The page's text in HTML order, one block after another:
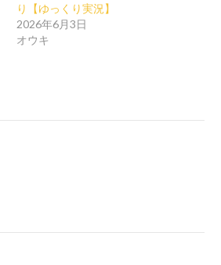
り【ゆっくり実況】
2026年6月3日
オウキ